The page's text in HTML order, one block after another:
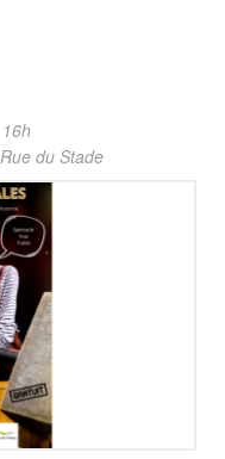
du Stade